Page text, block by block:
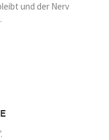
und der Nerv